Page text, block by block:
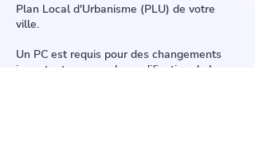
Plan Local d'Urbanisme (PLU) de votre
ville.
Un PC est requis pour des changements
importants comme la modification de la